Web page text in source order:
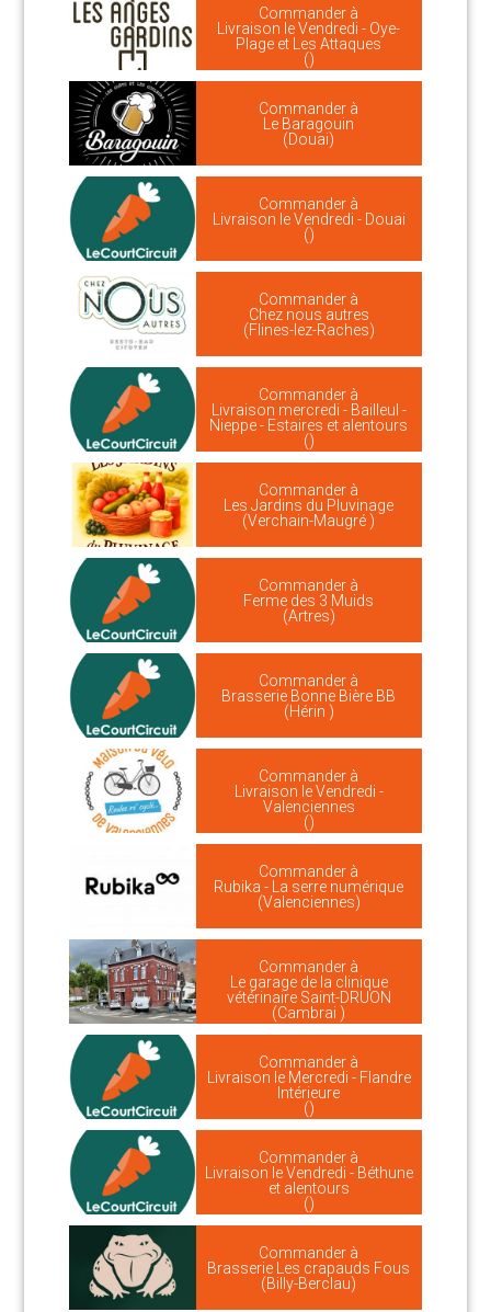
Commander à
Livraison le Vendredi - Oye-
Plage et Les Attaques
()
Commander à
Le Baragouin
(Douai)
Commander à
Livraison le Vendredi - Douai
()
Commander à
Chez nous autres
(Flines-lez-Raches)
Commander à
Livraison mercredi - Bailleul -
Nieppe - Estaires et alentours
()
Commander à
Les Jardins du Pluvinage
(Verchain-Maugré )
Commander à
Ferme des 3 Muids
(Artres)
Commander à
Brasserie Bonne Bière BB
(Hérin )
Commander à
Livraison le Vendredi -
Valenciennes
()
Commander à
Rubika - La serre numérique
(Valenciennes)
Commander à
Le garage de la clinique
vétérinaire Saint-DRUON
(Cambrai )
Commander à
Livraison le Mercredi - Flandre
Intérieure
()
Commander à
Livraison le Vendredi - Béthune
et alentours
()
Commander à
Brasserie Les crapauds Fous
(Billy-Berclau)